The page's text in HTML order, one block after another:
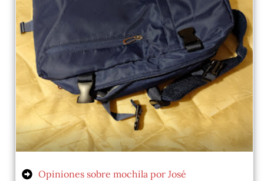
Opiniones sobre mochila por José